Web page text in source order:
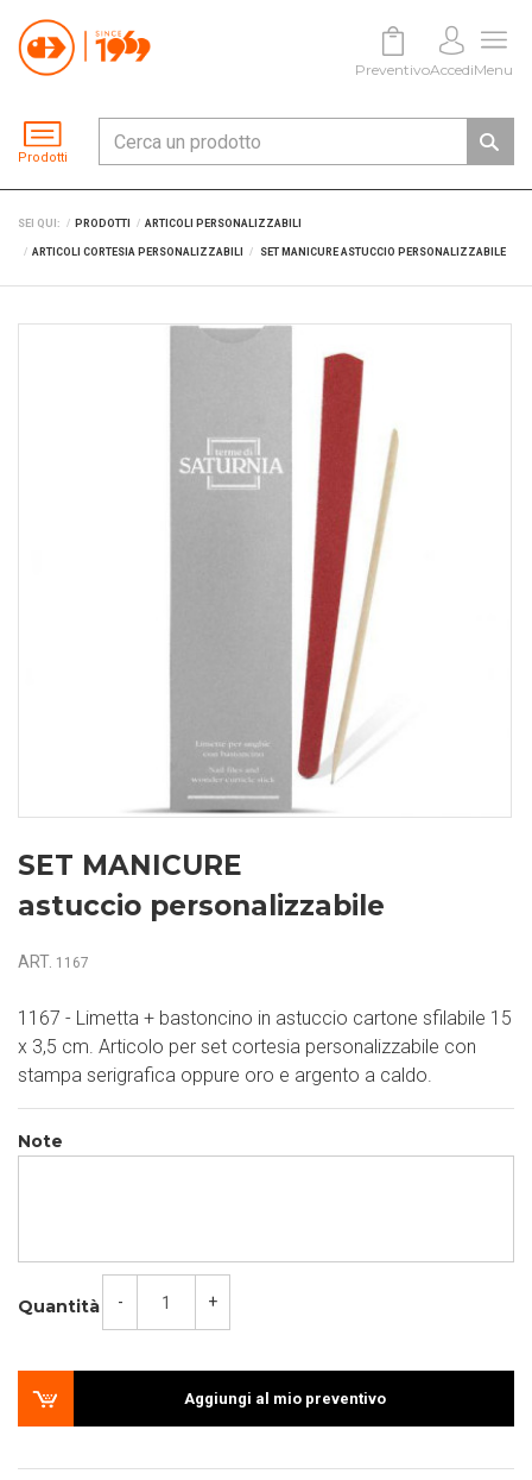
Prodotti
PreventivoAccediMenu
SEI QUI: PRODOTTI ARTICOLI PERSONALIZZABILI
ARTICOLI CORTESIA PERSONALIZZABILI SET MANICURE ASTUCCIO PERSONALIZZABILE
SET MANICURE
astuccio personalizzabile
ART. 1167
1167 - Limetta + bastoncino in astuccio cartone sfilabile 15
x 3,5 cm. Articolo per set cortesia personalizzabile con
stampa serigrafica oppure oro e argento a caldo.
Note
Quantità - +
Aggiungi al mio preventivo